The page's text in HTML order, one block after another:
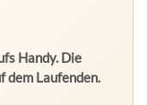
Handy. Die
dem Laufenden.